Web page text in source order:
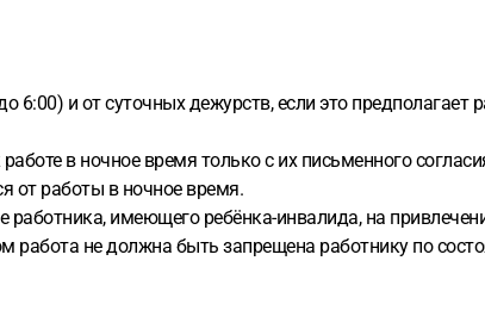
и от суточных дежурств, если это предполагает
в ночное время только с их письменного
от работы в ночное время.
работника, имеющего ребёнка-инвалида, на
работа не должна быть запрещена работнику по